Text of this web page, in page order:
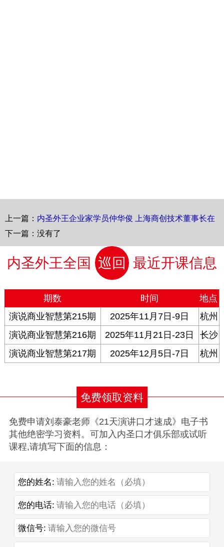
上一篇： 内圣外王企业家学员仲华俊 上海商创技术董事长在
内圣的演讲
下一篇：没有了
内圣外王全国 巡回 最近开课信息
期数 时间
地点
演说商业智慧第215期
2025年11月7日-9日
杭州
演说商业智慧第216期
2025年11月21日-23日
长沙
演说商业智慧第217期
2025年12月5日-7日 杭州
免费领取资料
免费申请刘泰豪老师《21天演讲口才速成》电子书
其他绝密学习资料。可加入内圣口才俱乐部或试听
课程,请填写下面的信息：
您的姓名:
您的电话:
微信号: